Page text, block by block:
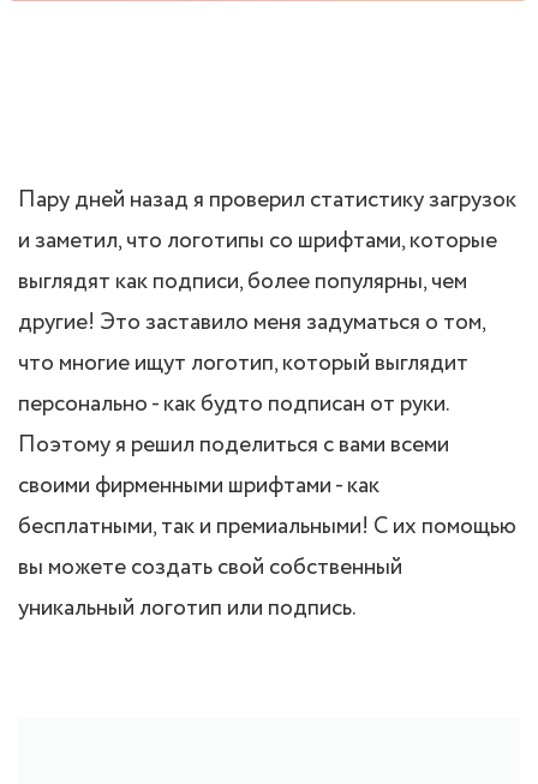
Пару дней назад я проверил статистику загрузок
и заметил, что логотипы со шрифтами, которые
выглядят как подписи, более популярны, чем
другие! Это заставило меня задуматься о том,
что многие ищут логотип, который выглядит
персонально - как будто подписан от руки.
Поэтому я решил поделиться с вами всеми
своими фирменными шрифтами - как
бесплатными, так и премиальными! С их помощью
вы можете создать свой собственный
уникальный логотип или подпись.